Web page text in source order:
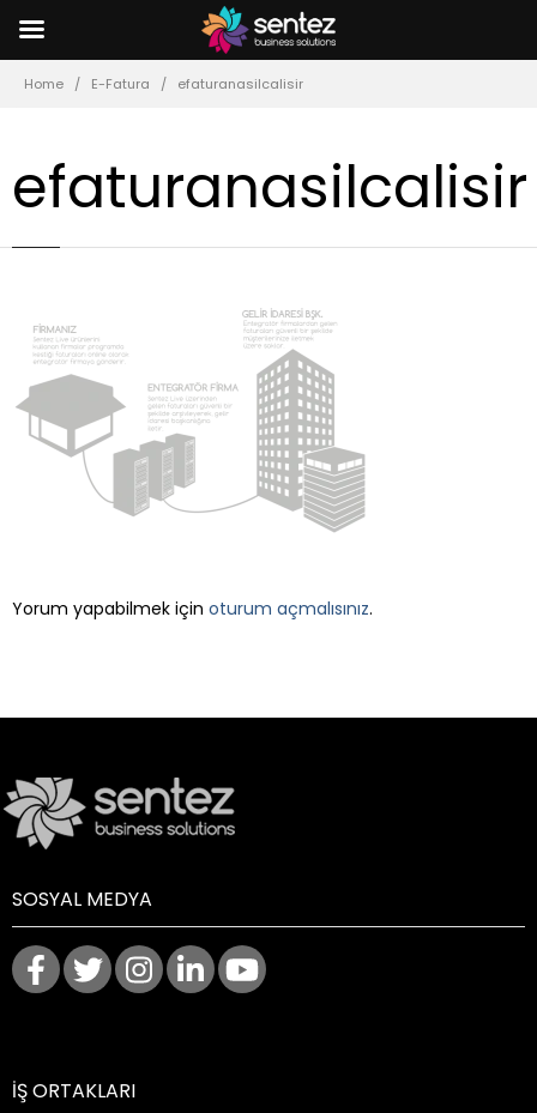
Home E-Fatura efaturanasilcalisir
efaturanasilcalisir
Yorum yapabilmek için oturum açmalısınız.
SOSYAL MEDYA
İŞ ORTAKLARI